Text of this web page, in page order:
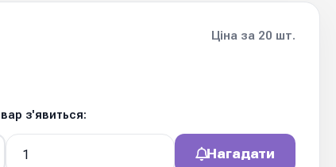
Ціна за 20 шт.
з'явиться:
Нагадати